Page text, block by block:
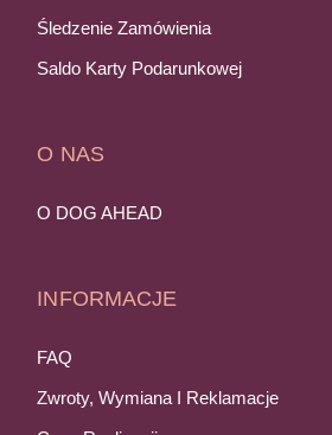
Śledzenie Zamówienia
Saldo Karty Podarunkowej
O NAS
O DOG AHEAD
INFORMACJE
FAQ
Zwroty, Wymiana I Reklamacje